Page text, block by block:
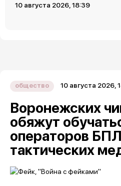
10 августа 2026, 18:39
общество 10 августа 2026,
Воронежских
обяжут
операторов
тактических